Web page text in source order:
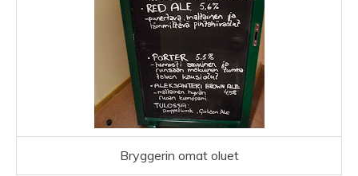
Bryggerin omat oluet